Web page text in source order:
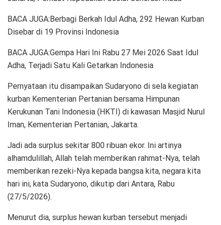
BACA JUGA:Berbagi Berkah Idul Adha, 292 Hewan Kurban
Disebar di 19 Provinsi Indonesia
BACA JUGA:Gempa Hari Ini Rabu 27 Mei 2026 Saat Idul
Adha, Terjadi Satu Kali Getarkan Indonesia
Pernyataan itu disampaikan Sudaryono di sela kegiatan
kurban Kementerian Pertanian bersama Himpunan
Kerukunan Tani Indonesia (HKTI) di kawasan Masjid Nurul
Iman, Kementerian Pertanian, Jakarta.
Jadi ada surplus sekitar 800 ribuan ekor. Ini artinya
alhamdulillah, Allah telah memberikan rahmat-Nya, telah
memberikan rezeki-Nya kepada bangsa kita, negara kita
hari ini, kata Sudaryono, dikutip dari Antara, Rabu
(27/5/2026).
Menurut dia, surplus hewan kurban tersebut menjadi